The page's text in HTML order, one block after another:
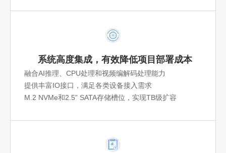
系统高度集成，有效降低项目部署成本
融合AI推理、CPU处理和视频编解码处理能力
提供丰富IO接口，满足各类设备接入需求
M.2 NVMe和2.5” SATA存储槽位，实现TB级扩容